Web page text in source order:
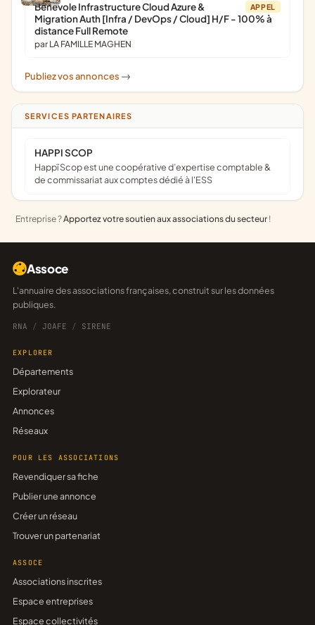
APPEL
Bénévole Infrastructure Cloud Azure &
Migration Auth [Infra / DevOps / Cloud] H/F - 100% à
distance Full Remote
par LA FAMILLE MAGHEN
Publiez vos annonces ->
SERVICES PARTENAIRES
HAPPI SCOP
Happï Scop est une coopérative d’expertise comptable &
de commissariat aux comptes dédié à l'ESS
Entreprise ?Apportez votre soutien aux associations du secteur !
Assoce
L'annuaire des associations françaises, construit sur les données
publiques.
RNA / JOAFE / SIRENE
EXPLORER
Départements
Explorateur
Annonces
Réseaux
POUR LES ASSOCIATIONS
Revendiquer sa fiche
Publier une annonce
Créer un réseau
Trouver un partenariat
ASSOCE
Associations inscrites
Espace entreprises
Espace collectivités